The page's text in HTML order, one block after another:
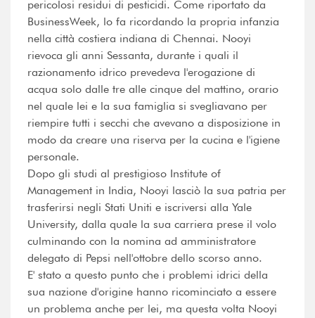
pericolosi residui di pesticidi. Come riportato da
BusinessWeek, lo fa ricordando la propria infanzia
nella città costiera indiana di Chennai. Nooyi
rievoca gli anni Sessanta, durante i quali il
razionamento idrico prevedeva l'erogazione di
acqua solo dalle tre alle cinque del mattino, orario
nel quale lei e la sua famiglia si svegliavano per
riempire tutti i secchi che avevano a disposizione in
modo da creare una riserva per la cucina e l'igiene
personale.
Dopo gli studi al prestigioso Institute of
Management in India, Nooyi lasciò la sua patria per
trasferirsi negli Stati Uniti e iscriversi alla Yale
University, dalla quale la sua carriera prese il volo
culminando con la nomina ad amministratore
delegato di Pepsi nell'ottobre dello scorso anno.
E' stato a questo punto che i problemi idrici della
sua nazione d'origine hanno ricominciato a essere
un problema anche per lei, ma questa volta Nooyi